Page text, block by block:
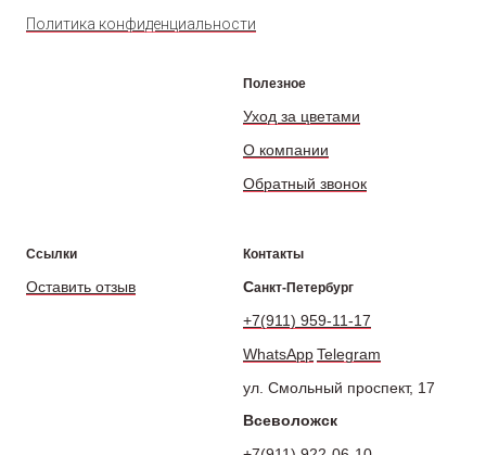
Политика конфиденциальности
Полезное
Уход за цветами
О компании
Обратный звонок
Ссылки
Оставить отзыв
Контакты
Санкт-Петербург
+7(911) 959-11-17
WhatsAppTelegram
ул. Смольный проспект, 17
Всеволожск